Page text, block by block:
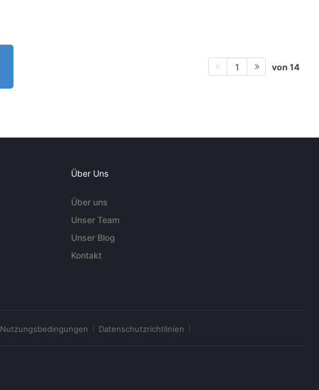
1 von 14
Über Uns
Über uns
Unser Team
Unser Blog
Kontakt
Nutzungsbedingungen Datenschutzrichtlinien